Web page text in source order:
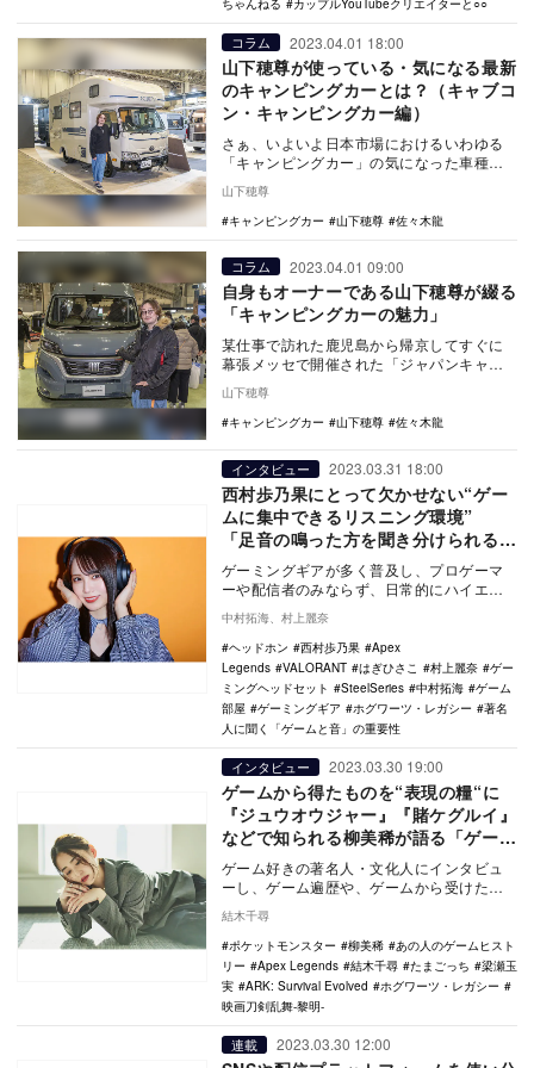
ちゃんねる カップルYouTubeクリエイターと○○
コラム 2023.04.01 18:00
山下穂尊が使っている・気になる最新
のキャンピングカーとは？（キャブコ
ン・キャンピングカー編）
さぁ、いよいよ日本市場におけるいわゆる
「キャンピングカー」の気になった車種を
くなので僕も使…
山下穂尊
キャンピングカー
山下穂尊 佐々木龍
コラム 2023.04.01 09:00
自身もオーナーである山下穂尊が綴る
「キャンピングカーの魅力」
某仕事で訪れた鹿児島から帰京してすぐに
幕張メッセで開催された「ジャパンキャン
載1回目の…
山下穂尊
キャンピングカー
山下穂尊 佐々木龍
インタビュー 2023.03.31 18:00
西村歩乃果にとって欠かせない“ゲー
ムに集中できるリスニング環境”
「足音の鳴った方を聞き分けられるの
は理想的」
ゲーミングギアが多く普及し、プロゲーマ
ーや配信者のみならず、日常的にハイエン
ドなガジェットをあらゆるプレイヤーが使
用するようにな…
中村拓海、村上麗奈
ヘッドホン
西村歩乃果
Apex
Legends
VALORANT はぎひさこ 村上麗奈
ゲー
ミングヘッドセット
SteelSeries 中村拓海
ゲーム
部屋
ゲーミングギア ホグワーツ・レガシー
著名
人に聞く「ゲームと音」の重要性
インタビュー 2023.03.30 19:00
ゲームから得たものを“表現の糧“に
『ジュウオウジャー』『賭ケグルイ』
などで知られる柳美稀が語る「ゲーム
とともに歩んだ20年」
ゲーム好きの著名人・文化人にインタビュ
ーし、ゲーム遍歴や、ゲームから受けた影
響などを聞く連載“あの人のゲームヒストリ
ー”。今回お…
結木千尋
ポケットモンスター
柳美稀
あの人のゲームヒスト
リー
Apex Legends 結木千尋 たまごっち
梁瀬玉
実
ARK: Survival Evolved
ホグワーツ・レガシー
映画刀剣乱舞-黎明-
連載 2023.03.30 12:00